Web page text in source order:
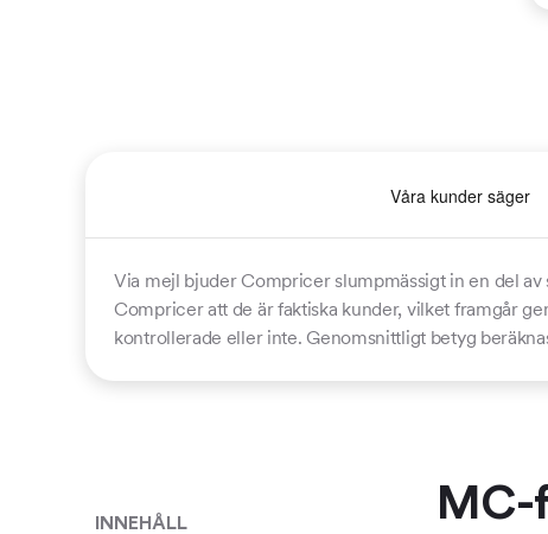
Via mejl bjuder Compricer slumpmässigt in en del
Compricer att de är faktiska kunder, vilket framgår
kontrollerade eller inte. Genomsnittligt betyg
INNEHÅLL MC-